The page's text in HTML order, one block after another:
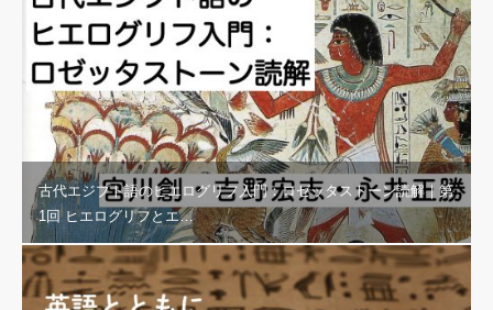
古代エジプト語のヒエログリフ入門：ロゼッタストーン読解｜第
1回 ヒエログリフとエ…